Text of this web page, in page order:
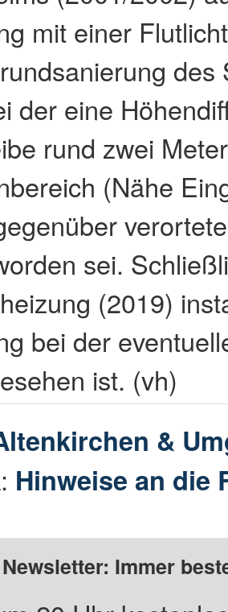
mit einer
des
der eine
rund zwei
(Nähe
sei.
(2019)
bei der
ist. (vh)
&
Hinweise an die
Immer